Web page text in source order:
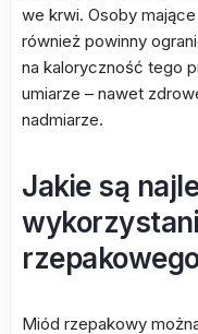
we krwi. Osoby
również powinny
na kaloryczność tego
umiarze – nawet
nadmiarze.
Jakie są
Miód rzepakowy